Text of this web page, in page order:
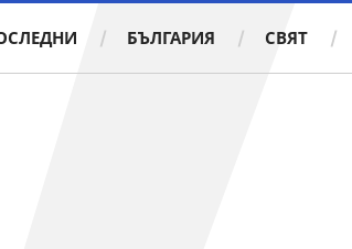
БЪЛГАРИЯ СВЯТ